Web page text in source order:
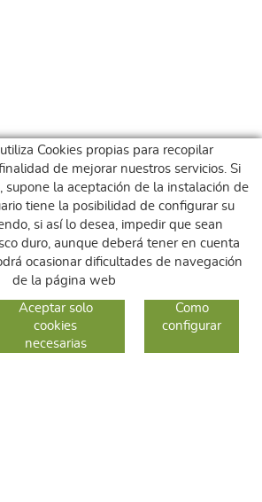
Cookies propias para recopilar
de mejorar nuestros servicios. Si
supone la aceptación de la instalación de
tiene la posibilidad de configurar su
si así lo desea, impedir que sean
duro, aunque deberá tener en cuenta
ocasionar dificultades de navegación
de la página web
Aceptar solo
cookies
necesarias
Como
configurar